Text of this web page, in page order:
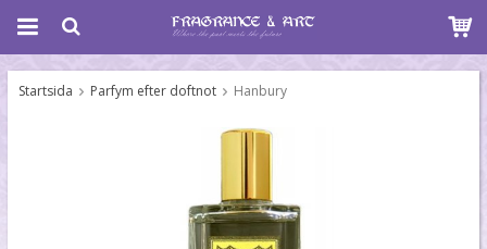
Startsida Parfym efter doftnot Hanbury